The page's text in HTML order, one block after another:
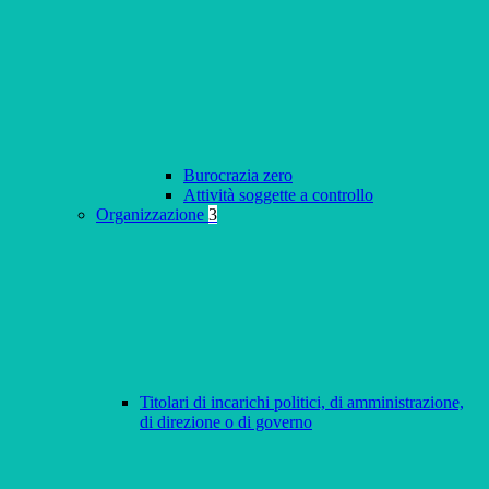
Burocrazia zero
Attività soggette a controllo
Organizzazione 3
Titolari di incarichi politici, di amministrazione,
di direzione o di governo